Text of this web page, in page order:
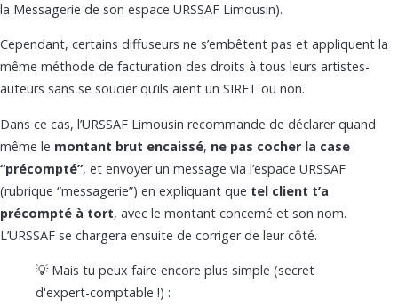
la Messagerie de son espace URSSAF Limousin).
Cependant, certains diffuseurs ne s’embêtent pas et appliquent la
même méthode de facturation des droits à tous leurs artistes-
auteurs sans se soucier qu’ils aient un SIRET ou non.
Dans ce cas, l’URSSAF Limousin recommande de déclarer quand
même le montant brut encaissé, ne pas cocher la case
“précompté”, et envoyer un message via l’espace URSSAF
(rubrique “messagerie”) en expliquant que tel client t’a
précompté à tort, avec le montant concerné et son nom.
L’URSSAF se chargera ensuite de corriger de leur côté.
💡 Mais tu peux faire encore plus simple (secret
d'expert-comptable !) :